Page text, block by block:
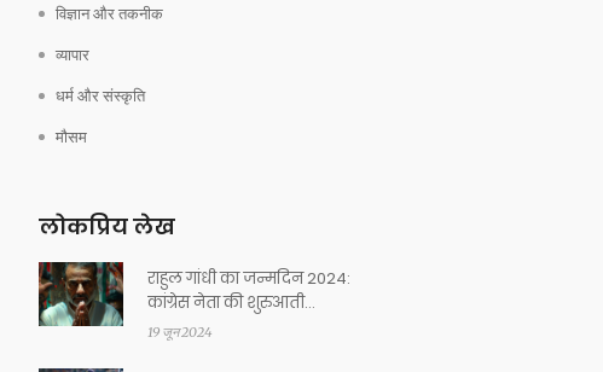
विज्ञान और तकनीक
व्यापार
धर्म और संस्कृति
मौसम
लोकप्रिय लेख
राहुल गांधी का जन्मदिन 2024:
कांग्रेस नेता की शुरुआती
राजनीतिक यात्रा पर नजर
19 जून 2024